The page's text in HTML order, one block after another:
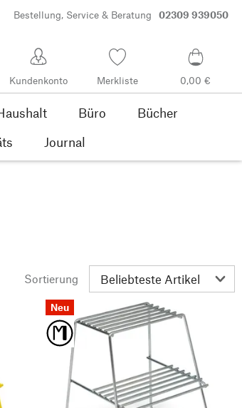
Bestellung, Service & Beratung 02309 939050
Kundenkonto Merkliste 0,00 €
Büro
Bücher
Journal
Sortierung
Neu